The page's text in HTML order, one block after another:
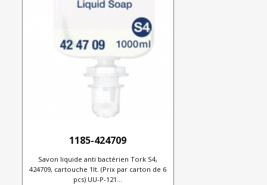
1185-424709
Savon liquide anti bactérien Tork S4,
424709, cartouche 1lt. (Prix par carton de 6
pcs) UU-P-121...